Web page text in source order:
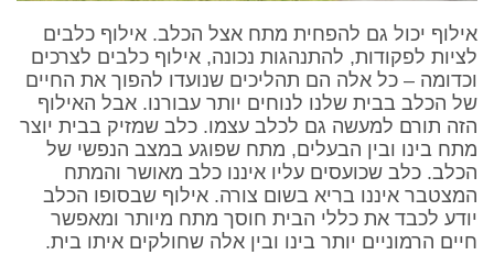
אילוף יכול גם להפחית מתח אצל הכלב. אילוף כלבים
לציות לפקודות, להתנהגות נכונה, אילוף כלבים לצרכים
וכדומה – כל אלה הם תהליכים שנועדו להפוך את החיים
של הכלב בבית שלנו לנוחים יותר עבורנו. אבל האילוף
הזה תורם למעשה גם לכלב עצמו. כלב שמזיק בבית יוצר
מתח בינו ובין הבעלים, מתח שפוגע במצב הנפשי של
הכלב. כלב שכועסים עליו איננו כלב מאושר והמתח
המצטבר איננו בריא בשום צורה. אילוף שבסופו הכלב
יודע לכבד את כללי הבית חוסך מתח מיותר ומאפשר
חיים הרמוניים יותר בינו ובין אלה שחולקים איתו בית.